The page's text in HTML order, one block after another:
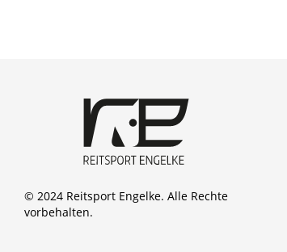
© 2024 Reitsport Engelke. Alle Rechte
vorbehalten.